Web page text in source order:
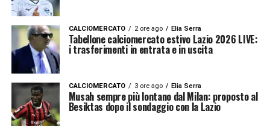
CALCIOMERCATO 2 ore ago Elia Serra
Tabellone calciomercato estivo Lazio 2026 LIVE:
i trasferimenti in entrata e in uscita
CALCIOMERCATO 3 ore ago Elia Serra
Musah sempre più lontano dal Milan: proposto al
Besiktas dopo il sondaggio con la Lazio